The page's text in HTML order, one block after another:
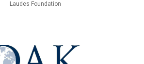
Laudes Foundation